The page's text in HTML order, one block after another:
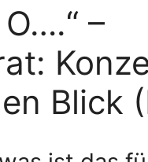
–
Blick